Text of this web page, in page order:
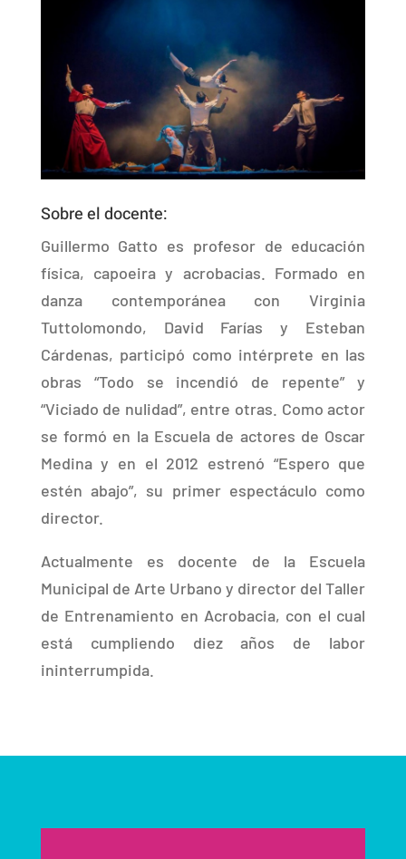
Sobre el docente:
Guillermo Gatto es profesor de educación
física, capoeira y acrobacias. Formado en
danza contemporánea con Virginia
Tuttolomondo, David Farías y Esteban
Cárdenas, participó como intérprete en las
obras “Todo se incendió de repente” y
“Viciado de nulidad”, entre otras. Como actor
se formó en la Escuela de actores de Oscar
Medina y en el 2012 estrenó “Espero que
estén abajo”, su primer espectáculo como
director.
Actualmente es docente de la Escuela
Municipal de Arte Urbano y director del Taller
de Entrenamiento en Acrobacia, con el cual
está cumpliendo diez años de labor
ininterrumpida.